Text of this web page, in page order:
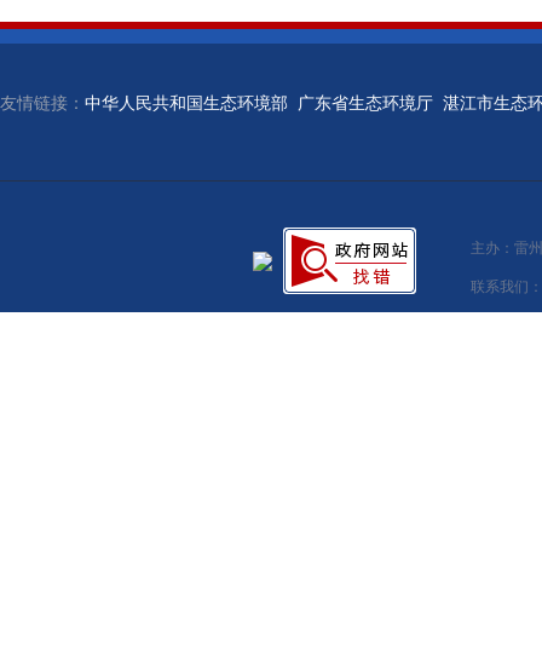
友情链接： 中华人民共和国生态环境部 广东省生态环境厅 湛江市生态
主办：雷
联系我们